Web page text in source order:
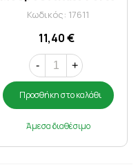
Omega-3 X 60 Caps
Κωδικός: 17611
11,40 €
- +
Προσθήκη στο καλάθι
Άμεσα διαθέσιμο